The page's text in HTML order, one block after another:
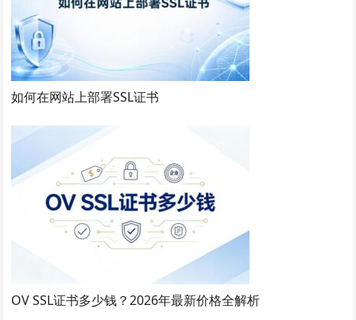
如何在网站上部署SSL证书
OV SSL证书多少钱？2026年最新价格全解析